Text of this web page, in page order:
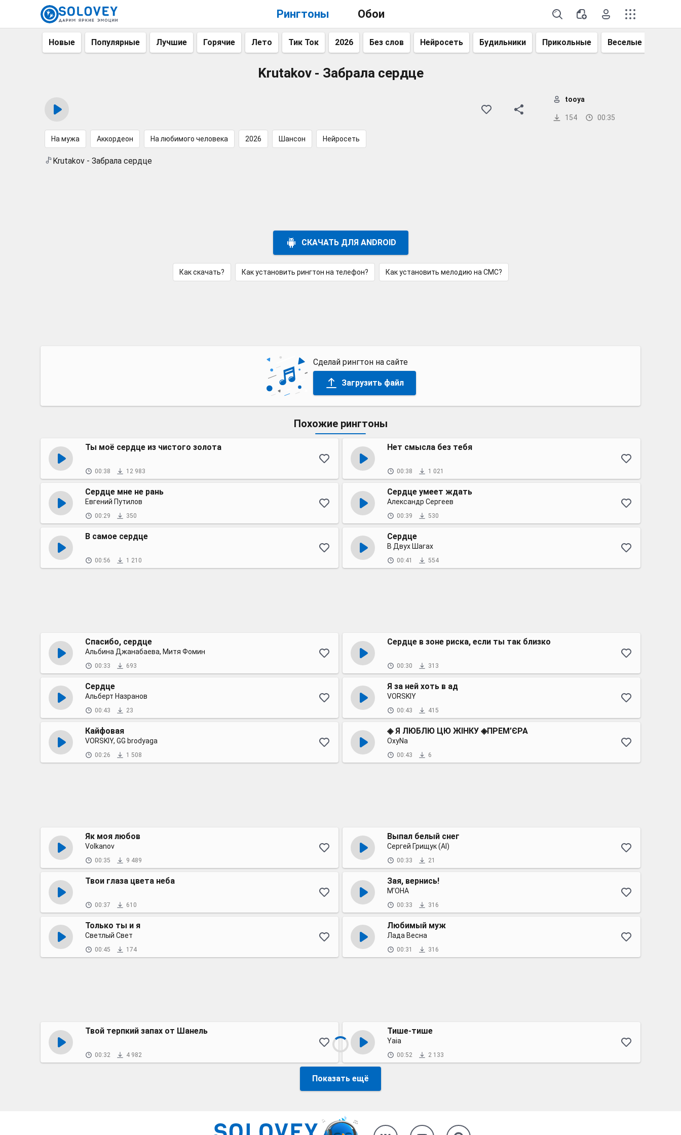
Рингтоны Обои
Новые Популярные Лучшие Горячие Лето Тик Ток 2026 Без слов Нейросеть Будильники Прикольные Веселые
Krutakov - Забрала сердце
154 00:35
tooya
На мужа Аккордеон На любимого человека 2026 Шансон Нейросеть
Krutakov - Забрала сердце
СКАЧАТЬ ДЛЯ ANDROID
Как скачать? Как установить рингтон на телефон? Как установить мелодию на СМС?
Сделай рингтон на сайте
Загрузить файл
Похожие рингтоны
Ты моё сердце из чистого золота
00:38 12 983
Нет смысла без тебя
00:38 1 021
Сердце мне не рань
Евгений Путилов
00:29 350
Сердце умеет ждать
Александр Сергеев
00:39 530
В самое сердце
00:56 1 210
Сердце
В Двух Шагах
00:41 554
Спасибо, сердце
Альбина Джанабаева, Митя Фомин
00:33 693
Сердце в зоне риска, если ты так близко
00:30 313
Сердце
Альберт Назранов
00:43 23
Я за ней хоть в ад
VORSKIY
00:43 415
Кайфовая
VORSKIY, GG brodyaga
00:26 1 508
◈ Я ЛЮБЛЮ ЦЮ ЖІНКУ ◈ПРЕМ’ЄРА
OxyNa
00:43 6
Як моя любов
Volkanov
00:35 9 489
Выпал белый снег
Сергей Грищук (AI)
00:33 21
Твои глаза цвета неба
00:37 610
Зая, вернись!
М'ОНА
00:33 316
Только ты и я
Светлый Свет
00:45 174
Любимый муж
Лада Весна
00:31 316
Твой терпкий запах от Шанель
00:32 4 982
Тише-тише
Yaia
00:52 2 133
Показать ещё